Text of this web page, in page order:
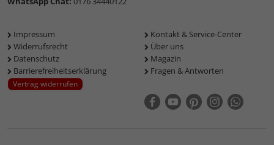
Impressum
Widerrufsrecht
Datenschutz
Barrierefreiheitserklärung
Vertrag widerrufen
Kontakt & Service-Center
Über uns
Magazin
Fragen & Antworten